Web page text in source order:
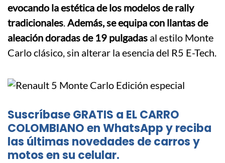
evocando la estética de los modelos de rally
tradicionales.Además, se equipa con llantas de
aleación doradas de 19 pulgadas al estilo Monte
Carlo clásico, sin alterar la esencia del R5 E-Tech.
Suscríbase GRATIS a EL CARRO
COLOMBIANO en WhatsApp y reciba
las últimas novedades de carros y
motos en su celular.